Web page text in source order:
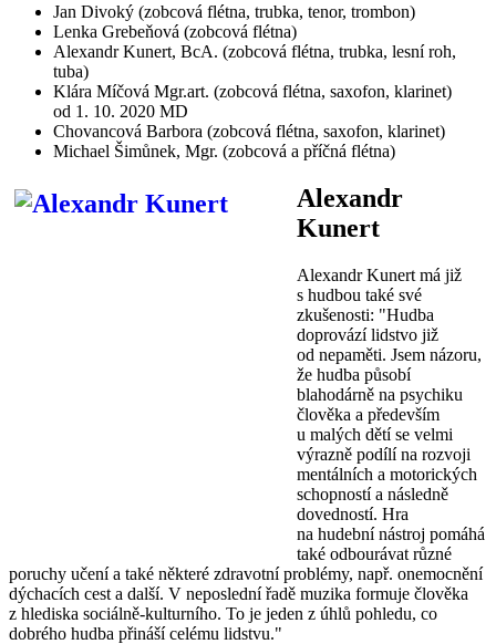
Jan Divoký (zobcová flétna, trubka, tenor, trombon)
Lenka Grebeňová (zobcová flétna)
Alexandr Kunert, BcA. (zobcová flétna, trubka, lesní roh,
tuba)
Klára Míčová Mgr.art. (zobcová flétna, saxofon, klarinet)
od 1. 10. 2020 MD
Chovancová Barbora (zobcová flétna, saxofon, klarinet)
Michael Šimůnek, Mgr. (zobcová a příčná flétna)
Alexandr
Kunert
Alexandr Kunert má již
s hudbou také své
zkušenosti: "Hudba
doprovází lidstvo již
od nepaměti. Jsem názoru,
že hudba působí
blahodárně na psychiku
člověka a především
u malých dětí se velmi
výrazně podílí na rozvoji
mentálních a motorických
schopností a následně
dovedností. Hra
na hudební nástroj pomáhá
také odbourávat různé
poruchy učení a také některé zdravotní problémy, např. onemocnění
dýchacích cest a další. V neposlední řadě muzika formuje člověka
z hlediska sociálně-kulturního. To je jeden z úhlů pohledu, co
dobrého hudba přináší celému lidstvu."